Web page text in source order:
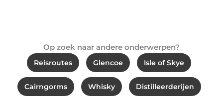
Op zoek naar andere onderwerpen?
Reisroutes
Glencoe Isle of Skye
Cairngorms Whisky Distilleerderijen